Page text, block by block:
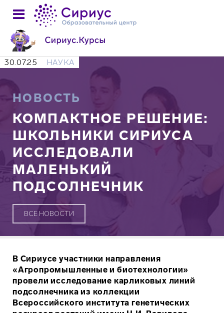
30.07.25 НАУКА
НОВОСТЬ
КОМПАКТНОЕ РЕШЕНИЕ:
ШКОЛЬНИКИ СИРИУСА
ИССЛЕДОВАЛИ
МАЛЕНЬКИЙ
ПОДСОЛНЕЧНИК
ВСЕ НОВОСТИ
В Сириусе участники направления
«Агропромышленные и биотехнологии»
провели исследование карликовых линий
подсолнечника из коллекции
Всероссийского института генетических